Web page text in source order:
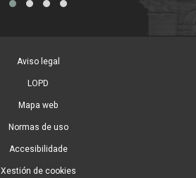
Aviso legal
LOPD
Mapa web
Normas de uso
Accesibilidade
Xestión de cookies